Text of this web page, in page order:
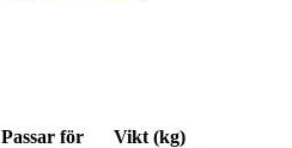
Passar för
Vikt (kg)